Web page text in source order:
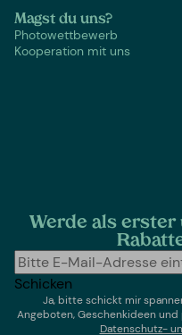
Magst du uns?
Photowettbewerb
Kooperation mit uns
Werde als
Schicken
Ja, bitte schickt mir
Angeboten, Geschenkideen
Datenschutz-